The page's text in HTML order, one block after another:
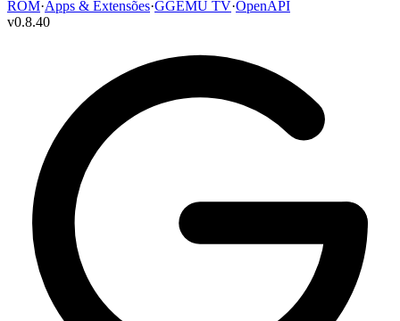
ROM·Apps & Extensões·GGEMU TV·OpenAPI
v0.8.40